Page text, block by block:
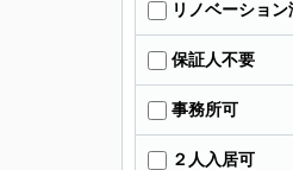
リノベーション
保証人不要
事務所可
２人入居可